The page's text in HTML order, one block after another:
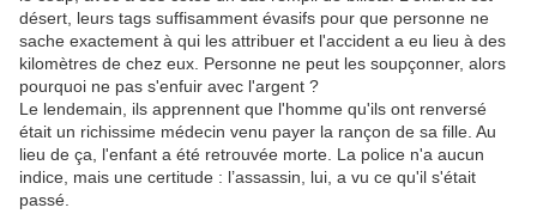
désert, leurs tags suffisamment évasifs pour que personne ne
sache exactement à qui les attribuer et l'accident a eu lieu à des
kilomètres de chez eux. Personne ne peut les soupçonner, alors
pourquoi ne pas s'enfuir avec l'argent ?
Le lendemain, ils apprennent que l'homme qu'ils ont renversé
était un richissime médecin venu payer la rançon de sa fille. Au
lieu de ça, l'enfant a été retrouvée morte. La police n'a aucun
indice, mais une certitude : l’assassin, lui, a vu ce qu'il s'était
passé.